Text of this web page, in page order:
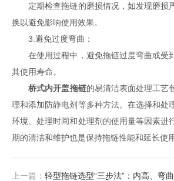
定期检查拖链的磨损情况，如发现磨损
换以避免影响使用效果。
3.避免过度弯曲：
在使用过程中，避免拖链过度弯曲或受
其使用寿命。
桥式内开盖拖链的易清洁表面处理工艺
理和添加防静电剂等多种方法。在选择和处
环境、处理时间和处理剂的使用量等因素进
期的清洁和维护也是保持拖链性能和延长使
上一篇： 轻型拖链选型“三步法”：内高、弯曲